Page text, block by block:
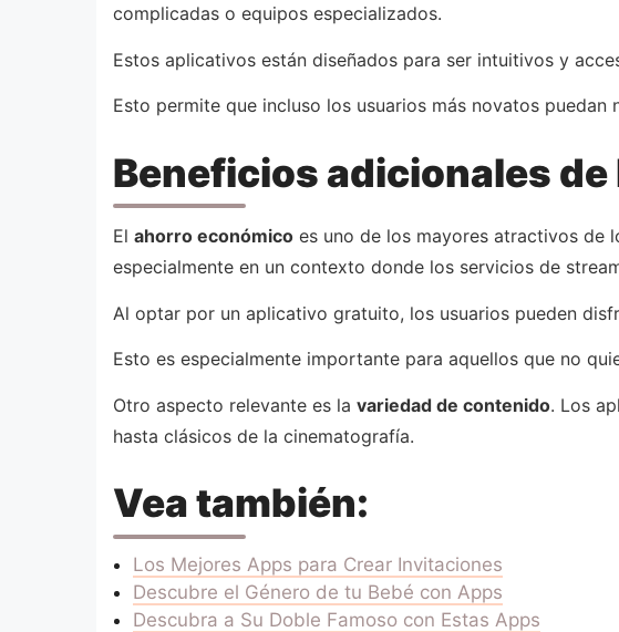
complicadas o equipos especializados.
Estos aplicativos están diseñados para ser intuitivos y
Esto permite que incluso los usuarios más novatos
Beneficios adicionales
El ahorro económico es uno de los mayores atractivos de
especialmente en un contexto donde los servicios de
Al optar por un aplicativo gratuito, los usuarios pueden
Esto es especialmente importante para aquellos que no
Otro aspecto relevante es la variedad de contenido. Los
hasta clásicos de la cinematografía.
Vea también:
Los Mejores Apps para Crear Invitaciones
Descubre el Género de tu Bebé con Apps
Descubra a Su Doble Famoso con Estas Apps